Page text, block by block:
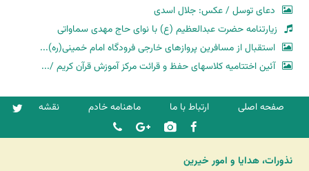
دعای توسل / عکس: جلال اسدی
زیارتنامه حضرت عبدالعظیم (ع) با نوای حاج مهدی سماواتی
استقبال از مسافرین پروازهای خارجی فرودگاه امام خمینی(ره)...
آئین اختتامیه کلاسهای حفظ و قرائت مرکز آموزش قرآن کریم /...
صفحه اصلی ارتباط با ما ماهنامه خادم نقشه
نذورات، هدایا و امور خیرین